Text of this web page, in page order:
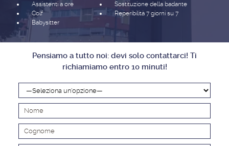
Assistenti a ore
Colf
Babysitter
Sostituzione della badante
Reperibilità 7 giorni su 7
Pensiamo a tutto noi: devi solo contattarci! Ti
richiamiamo entro 10 minuti!